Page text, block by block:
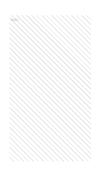
Ads